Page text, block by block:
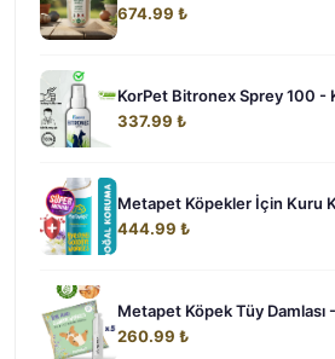
674.99 ₺
KorPet Bitronex Sprey 100 -
337.99 ₺
Metapet Köpekler İçin Kuru
444.99 ₺
Metapet Köpek Tüy Damlası
260.99 ₺